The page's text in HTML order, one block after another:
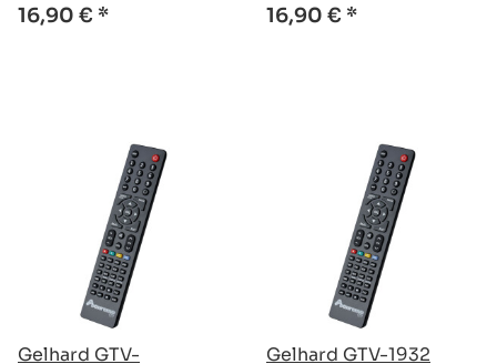
Fernbedienung
16,90 € *
Fernbedienung
16,90 € *
Gelhard GTV-
Gelhard GTV-1932